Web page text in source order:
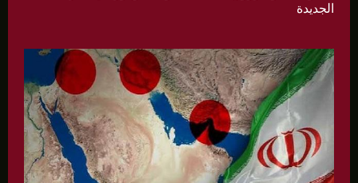
الجديدة